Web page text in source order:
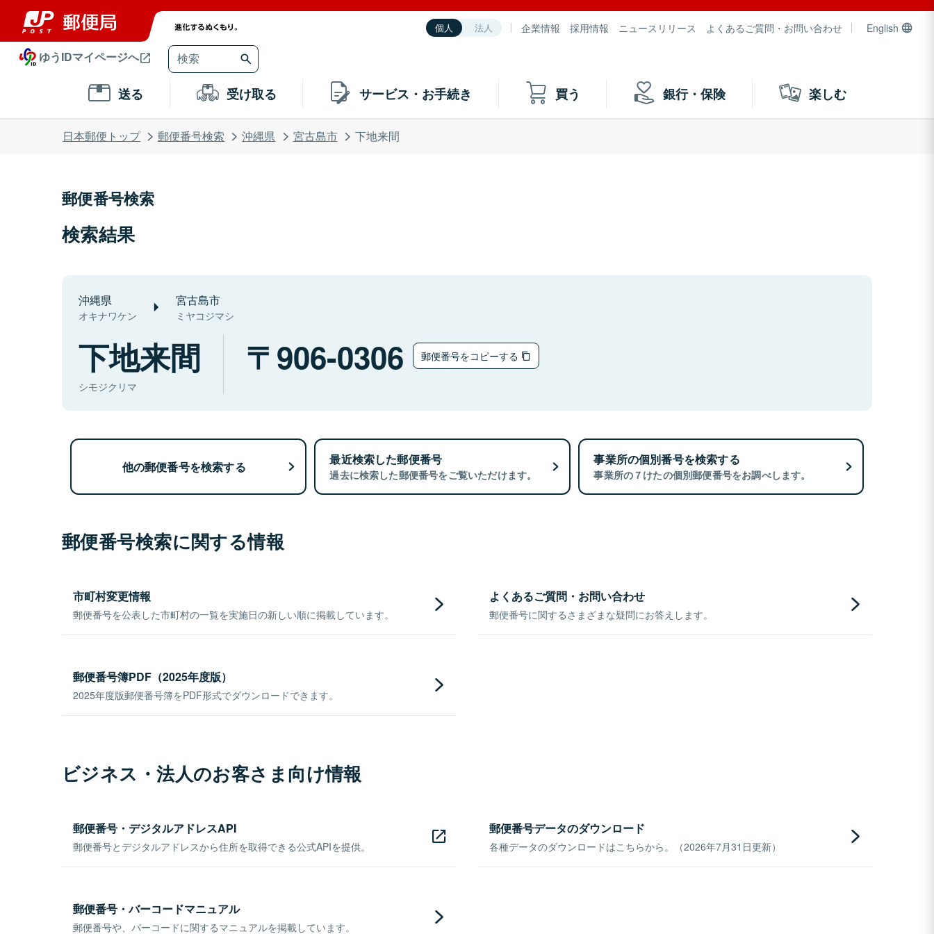
個人 法人 企業情報 採用情報 ニュースリリース よくあるご質問・お問い合わせ English
ゆうIDマイページへ
送る 受け取る サービス・お手続き 買う 銀行・保険 楽しむ
日本郵便トップ 郵便番号検索 沖縄県 宮古島市 下地来間
郵便番号検索
検索結果
沖縄県
オキナワケン
宮古島市
ミヤコジマシ
下地来間
シモジクリマ
906-0306 郵便番号をコピーする
他の郵便番号を検索する 最近検索した郵便番号
過去に検索した郵便番号をご覧いただけます。
事業所の個別番号を検索する
事業所の７けたの個別郵便番号をお調べします。
郵便番号検索に関する情報
市町村変更情報
郵便番号を公表した市町村の一覧を実施日の新しい順に掲載しています。
よくあるご質問・お問い合わせ
郵便番号に関するさまざまな疑問にお答えします。
郵便番号簿PDF（2025年度版）
2025年度版郵便番号簿をPDF形式でダウンロードできます。
ビジネス・法人のお客さま向け情報
郵便番号・デジタルアドレスAPI
郵便番号とデジタルアドレスから住所を取得できる公式APIを提供。
郵便番号データのダウンロード
各種データのダウンロードはこちらから。（2026年7月31日更新）
郵便番号・バーコードマニュアル
郵便番号や、バーコードに関するマニュアルを掲載しています。